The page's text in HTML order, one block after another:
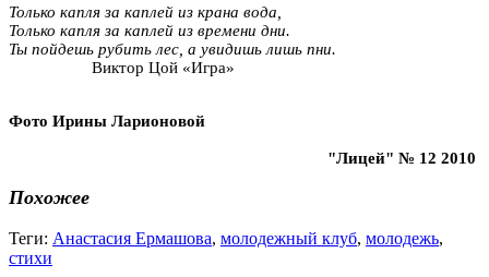
Только капля за каплей из крана вода,
Только капля за каплей из времени дни.
Ты пойдешь рубить лес, а увидишь лишь пни.
Виктор Цой «Игра»
Фото Ирины Ларионовой
"Лицей" № 12 2010
Похожее
Теги: Анастасия Ермашова, молодежный клуб, молодежь,
стихи